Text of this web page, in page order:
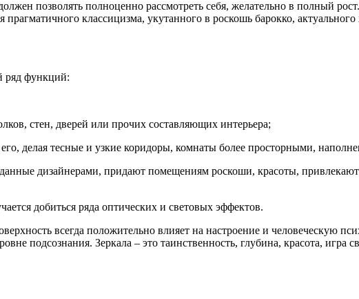
позволять полноценно рассмотреть себя, желательно в полный
классицизма, укутанного в роскошь барокко,
ряд функций:
стен, дверей или прочих составляющих интерьера;
делая тесные и узкие коридоры, комнаты более просторными,
дизайнерами, придают помещениям роскоши, красоты,
добиться ряда оптических и световых эффектов.
всегда положительно влияет на настроение и человеческую
подсознания. Зеркала – это таинственность, глубина, красота, игра